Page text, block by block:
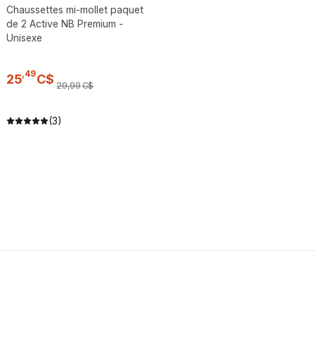
Chaussettes mi-mollet paquet
de 2 Active NB Premium -
Unisexe
25,49C$ 29,99C$
(3)